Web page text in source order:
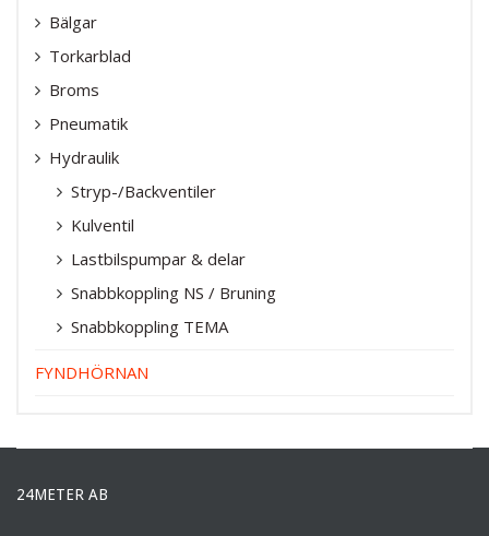
Bälgar
Torkarblad
Broms
Pneumatik
Hydraulik
Stryp-/Backventiler
Kulventil
Lastbilspumpar & delar
Snabbkoppling NS / Bruning
Snabbkoppling TEMA
FYNDHÖRNAN
24METER AB